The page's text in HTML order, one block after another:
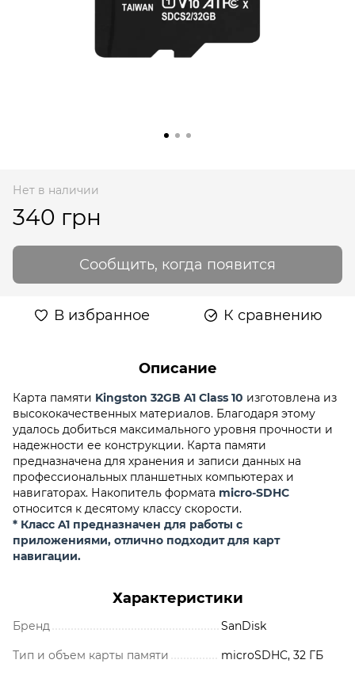
Нет в наличии
340 грн
Сообщить, когда появится
В избранное К сравнению
Описание
Карта памяти Kingston 32GB A1 Class 10 изготовлена из
высококачественных материалов. Благодаря этому
удалось добиться максимального уровня прочности и
надежности ее конструкции. Карта памяти
предназначена для хранения и записи данных на
профессиональных планшетных компьютерах и
навигаторах. Накопитель формата micro-SDHC
относится к десятому классу скорости.
* Класс A1 предназначен для работы с
приложениями, отлично подходит для карт
навигации.
Характеристики
Бренд SanDisk
Тип и объем карты памяти microSDHC, 32 ГБ